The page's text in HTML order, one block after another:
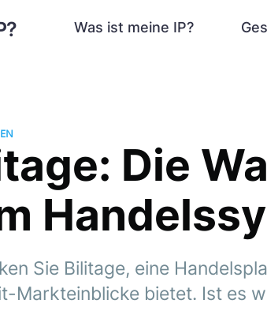
Was ist meine IP?
Die
Sie Bilitage, eine
Markteinblicke bietet. Ist es